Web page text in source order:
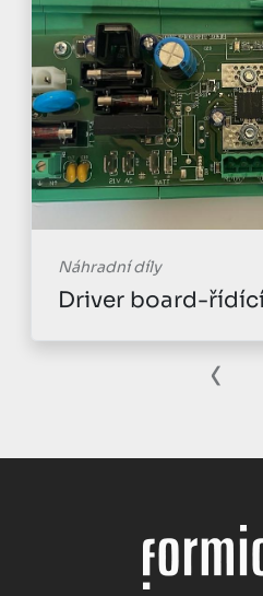
Náhradní díly
Driver board-
‹